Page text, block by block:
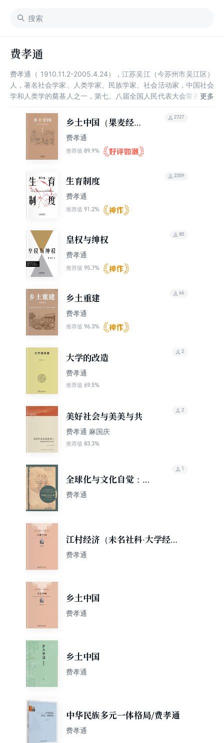
费孝通
费孝通（ 1910.11.2-2005.4.24），江苏吴江（今苏州市吴江区）
人，著名社会学家、人类学家、民族学家、社会活动家，中国社会
学和人类学的奠基人之一，第七、八届全国人民代表大会常务委员
1928年考入东吴大学医预科，1938年获得伦敦大学经济政治学院
博士学位，1944年加入民盟，1982年被选为伦敦大学经济政治学
院院士，1988年获联合国大英百科全书奖 。 费孝通在其导师马林
诺夫斯基指导下完成了博士论文《江村经济》，该书被誉为“人类
学实地调查和理论工作发展中的一个里程碑”，成为国际人类学界
的经典之作。费孝通先后对中国黄河三角洲、长江三角洲、珠江三
角洲等进行实地调查，提出既符合当地实际，又具有全局意义的重
要发展思路与具体策略。同时，开始进行一生学术工作的总结，提
出并阐述了“文化自觉”的重大命题，并出版有《行行重行行》、
《学术自述与反思》、《从实求知录》等著作，被誉为中国社会学
乡土中国（果麦经
典）
费孝通
推荐值 89.9%
2727
生育制度
费孝通
推荐值 91.2%
2309
皇权与绅权
费孝通
推荐值 95.7%
80
乡土重建
费孝通
推荐值 96.3%
66
大学的改造
费孝通
推荐值 69.5%
2
美好社会与美美与共
费孝通 麻国庆
推荐值 83.3%
2
全球化与文化自觉：费
孝通晚年文选（博雅双
费孝通
1
江村经济（未名社科·大学经
典）
费孝通
乡土中国
费孝通
乡土中国
费孝通
中华民族多元一体格局/费孝通
费孝通